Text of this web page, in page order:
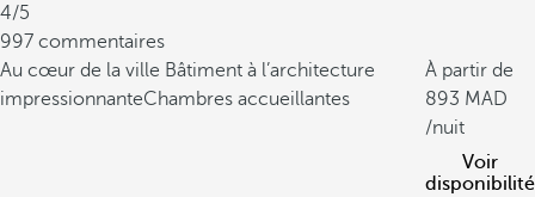
4/5
997 commentaires
Au cœur de la ville Bâtiment à l’architecture
impressionnanteChambres accueillantes
À partir de
893
/nuit
Voir
disponibilité